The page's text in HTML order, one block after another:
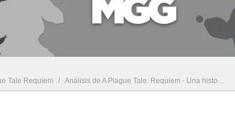
Tale Requiem / Análisis de A Plague Tale: Requiem - Una historia de hermanos